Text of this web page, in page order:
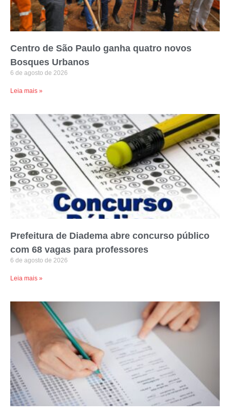
Centro de São Paulo ganha quatro novos
Bosques Urbanos
6 de agosto de 2026
Leia mais »
Prefeitura de Diadema abre concurso público
com 68 vagas para professores
6 de agosto de 2026
Leia mais »